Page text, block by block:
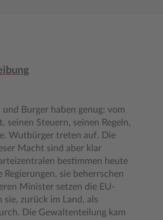
Burger haben genug: vom
seinen Steuern, seinen Regeln,
Wutbürger treten auf. Die
Macht sind aber klar
bestimmen heute
sie beherrschen
Minister setzen die EU-
sie, zurück im Land, als
Die Gewaltenteilung kam